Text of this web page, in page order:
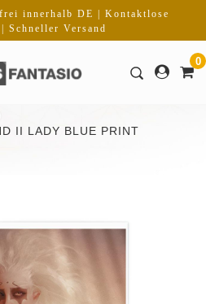
innerhalb DE | Kontaktlose
Schneller Versand
0
II LADY BLUE PRINT